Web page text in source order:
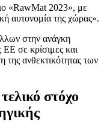
«RawMat 2023», με
αυτονομία της χώρας».
στην ανάγκη
σε κρίσιμες και
της ανθεκτικότητας των
στόχο